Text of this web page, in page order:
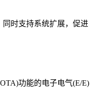
时支持系统扩展，促进
功能的电子电气(E/E)